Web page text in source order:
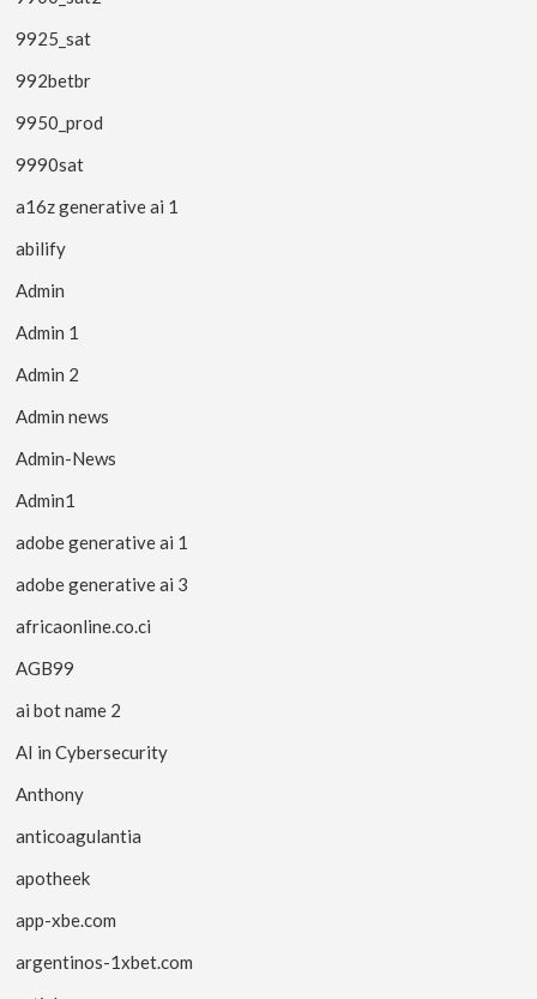
9925_sat
992betbr
9950_prod
9990sat
a16z generative ai 1
abilify
Admin
Admin 1
Admin 2
Admin news
Admin-News
Admin1
adobe generative ai 1
adobe generative ai 3
africaonline.co.ci
AGB99
ai bot name 2
AI in Cybersecurity
Anthony
anticoagulantia
apotheek
app-xbe.com
argentinos-1xbet.com